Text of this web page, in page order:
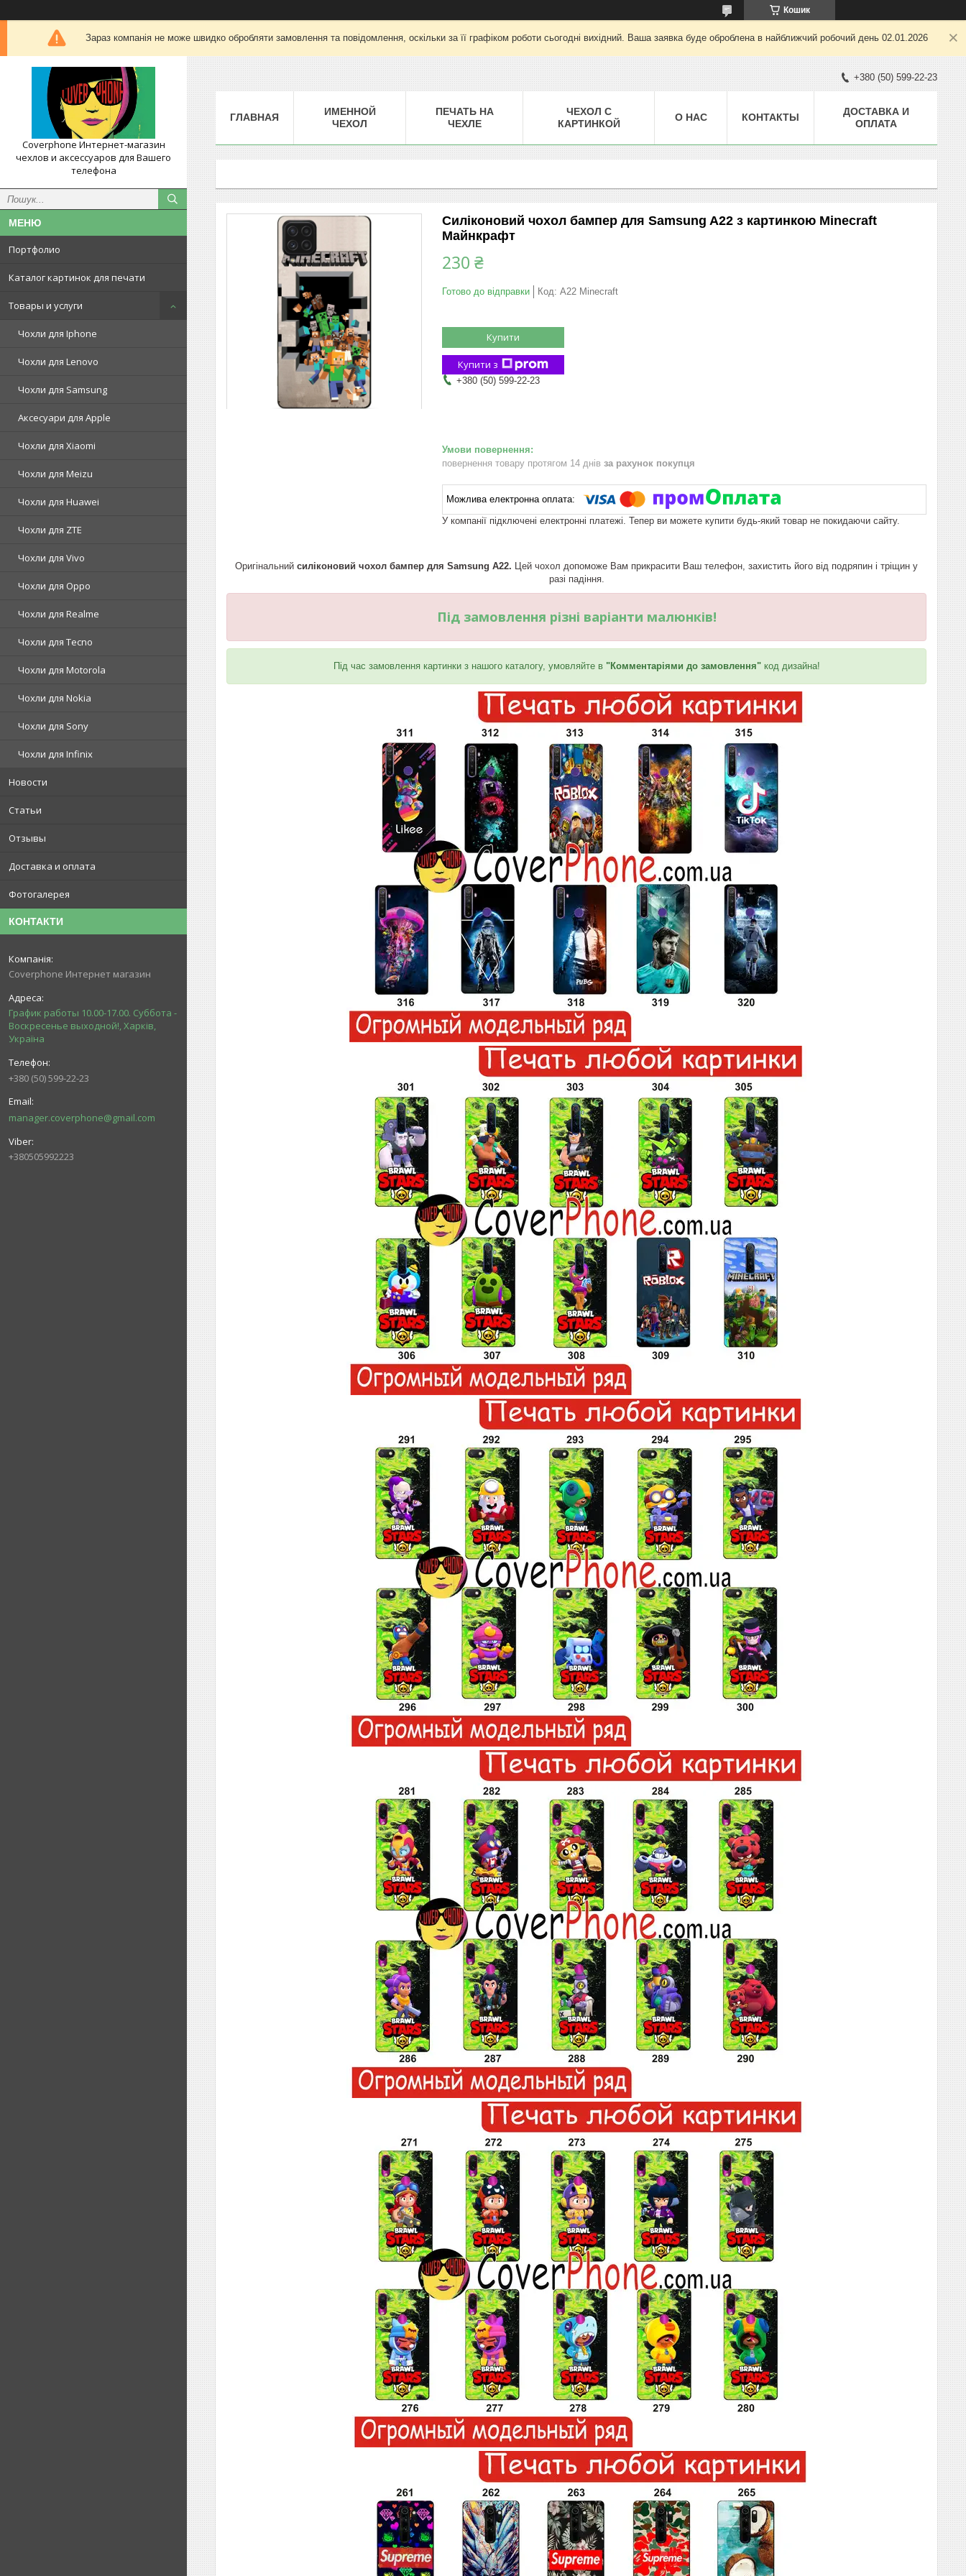
Кошик
Зараз компанія не може швидко обробляти замовлення та повідомлення, оскільки за її графіком роботи сьогодні вихідний. Ваша заявка буде оброблена в найближчий робочий день 02.01.2026
Coverphone Интернет-магазин
чехлов и аксессуаров для Вашего
телефона
Портфолио
Каталог картинок для печати
Товары и услуги
Чохли для Iphone
Чохли для Lenovo
Чохли для Samsung
Аксесуари для Apple
Чохли для Xiaomi
Чохли для Meizu
Чохли для Huawei
Чохли для ZTE
Чохли для Vivo
Чохли для Oppo
Чохли для Realme
Чохли для Tecno
Чохли для Motorola
Чохли для Nokia
Чохли для Sony
Чохли для Infinix
Новости
Статьи
Отзывы
Доставка и оплата
Фотогалерея
КОНТАКТИ
Coverphone Интернет магазин
График работы 10.00-17.00. Суббота -
Воскресенье выходной!, Харків,
Україна
+380 (50) 599-22-23
manager.coverphone@gmail.com
+380505992223
+380 (50) 599-22-23
ГЛАВНАЯ
ИМЕННОЙ
ЧЕХОЛ
ПЕЧАТЬ НА
ЧЕХЛЕ
ЧЕХОЛ С
КАРТИНКОЙ
О НАС КОНТАКТЫ
ДОСТАВКА И
ОПЛАТА
Силіконовий чохол бампер для Samsung A22 з картинкою Minecraft
Майнкрафт
230 ₴
Готово до відправки Код: A22 Minecraft
Купити
Купити з
+380 (50) 599-22-23
повернення товару протягом 14 днів за рахунок покупця
У компанії підключені електронні платежі. Тепер ви можете купити будь-який товар не покидаючи сайту.
Оригінальний силіконовий чохол бампер для Samsung A22. Цей чохол допоможе Вам прикрасити Ваш телефон, захистить його від подряпин і тріщин у
разі падіння.
Під замовлення різні варіанти малюнків!
Під час замовлення картинки з нашого каталогу, умовляйте в "Комментаріями до замовлення"код дизайна!